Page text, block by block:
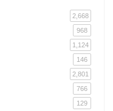
2,668
968
1,124
146
2,801
766
129